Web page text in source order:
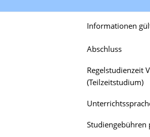
Informationen
Abschluss
Regelstudienzeit
(Teilzeitstudium)
Studiengebühren